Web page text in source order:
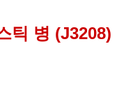
틱 병 (J3208)